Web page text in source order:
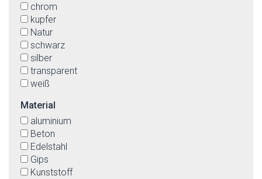
chrom
kupfer
Natur
schwarz
silber
transparent
weiß
Material
aluminium
Beton
Edelstahl
Gips
Kunststoff